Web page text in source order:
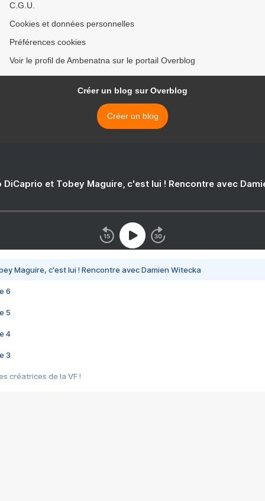
C.G.U.
Cookies et données personnelles
Préférences cookies
Voir le profil de Ambenatna sur le portail Overblog
Créer un blog sur Overblog
Créer un blog
DiCaprio et Tobey Maguire, c'est lui ! Rencontre avec
Maguire, c'est lui ! Rencontre avec Damien Witecka
6
5
4
3
créatrices de la VF !